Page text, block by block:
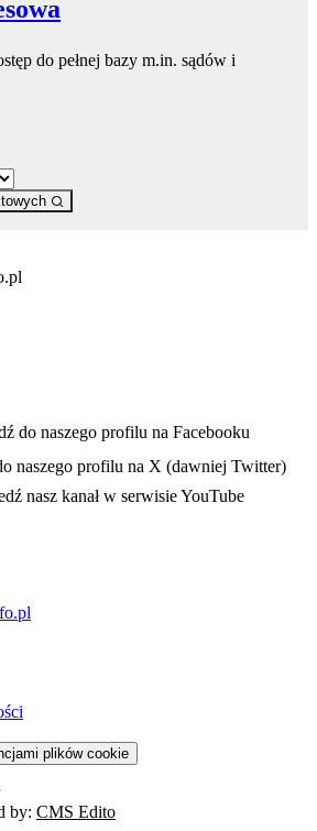
do pełnej bazy m.in. sądów i
się w nowej karcie
do naszego profilu na Facebooku
karcie
naszego profilu na X (dawniej Twitter)
się w nowej karcie
nasz kanał w serwisie YouTube
plików cookie
by: CMS Edito